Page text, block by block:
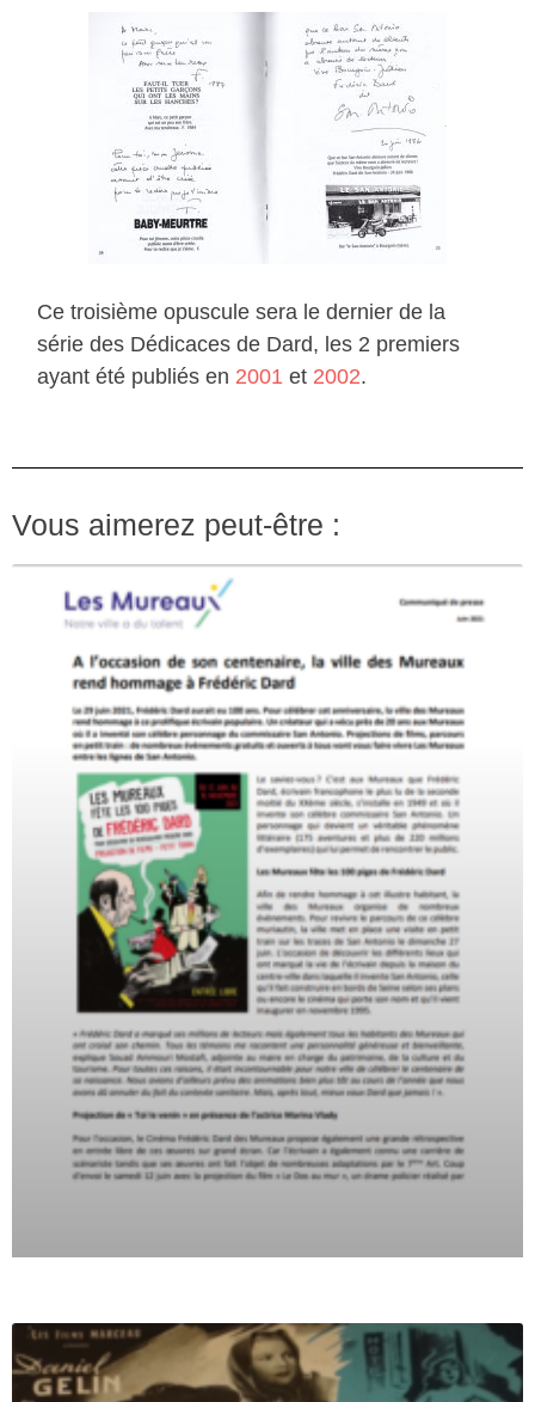
Ce troisième opuscule sera le dernier de la
série des Dédicaces de Dard, les 2 premiers
ayant été publiés en 2001 et 2002.
Vous aimerez peut-être :